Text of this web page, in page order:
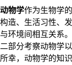
动物学作为生物学
构造、生活习性、
与环境间相互关系。
二部分考察动物学
所幸，动物学的知